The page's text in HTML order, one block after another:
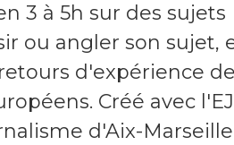
3 à 5h sur des sujets
ou angler son sujet,
d'expérience
Créé avec
d'Aix-